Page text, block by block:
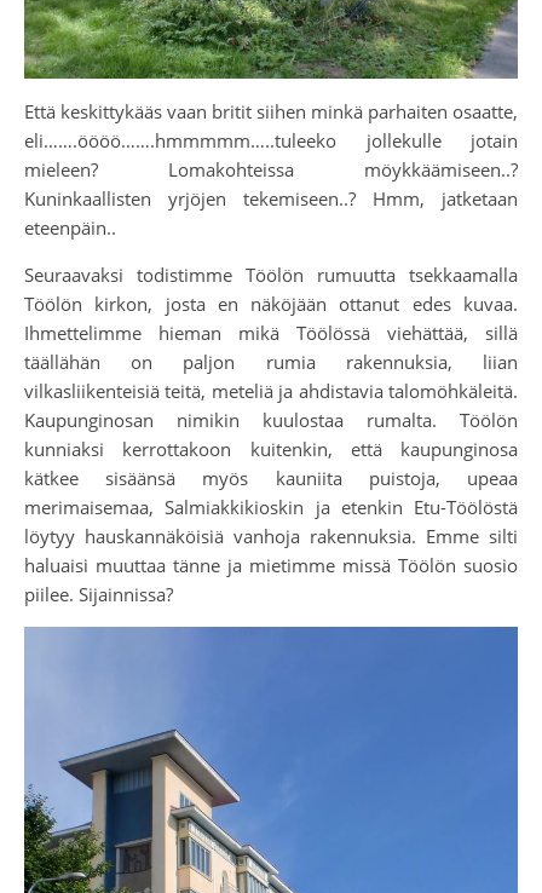
Että keskittykääs vaan britit siihen minkä parhaiten osaatte,
eli…….öööö…….hmmmmm…..tuleeko jollekulle jotain
mieleen? Lomakohteissa möykkäämiseen..?
Kuninkaallisten yrjöjen tekemiseen..? Hmm, jatketaan
eteenpäin..
Seuraavaksi todistimme Töölön rumuutta tsekkaamalla
Töölön kirkon, josta en näköjään ottanut edes kuvaa.
Ihmettelimme hieman mikä Töölössä viehättää, sillä
täällähän on paljon rumia rakennuksia, liian
vilkasliikenteisiä teitä, meteliä ja ahdistavia talomöhkäleitä.
Kaupunginosan nimikin kuulostaa rumalta. Töölön
kunniaksi kerrottakoon kuitenkin, että kaupunginosa
kätkee sisäänsä myös kauniita puistoja, upeaa
merimaisemaa, Salmiakkikioskin ja etenkin Etu-Töölöstä
löytyy hauskannäköisiä vanhoja rakennuksia. Emme silti
haluaisi muuttaa tänne ja mietimme missä Töölön suosio
piilee. Sijainnissa?